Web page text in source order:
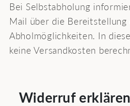
Bei Selbstabholung
Mail über die Bereitstellung
Abholmöglichkeiten. In
keine Versandkosten
Widerruf erklären